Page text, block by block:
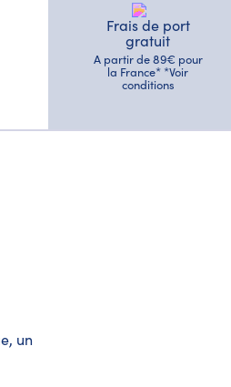
Frais de port
gratuit
A partir de 89€ pour
la France* *Voir
conditions
un